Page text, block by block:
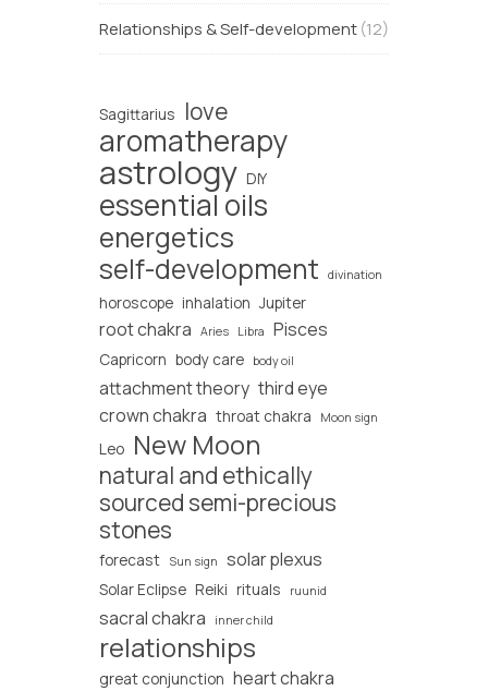
Relationships & Self-development(12)
Sagittarius love
aromatherapy
astrology DIY
essential oils
energetics
self-development
divination
horoscope inhalation Jupiter
root chakra Aries Libra Pisces
Capricorn body care body oil
attachment theory third eye
crown chakra throat chakra Moon sign
Leo New Moon
natural and ethically
sourced semi-precious
stones
forecast Sun sign solar plexus
Solar Eclipse Reiki rituals ruunid
sacral chakra inner child
relationships
great conjunction heart chakra